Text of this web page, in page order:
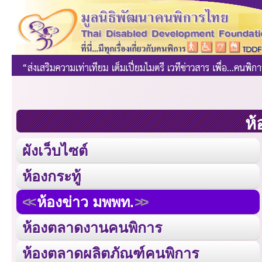
ห้
ผังเว็บไซต์
ห้องกระทู้
ห้องข่าว มพพท.
ห้องตลาดงานคนพิการ
ห้องตลาดผลิตภัณฑ์คนพิการ